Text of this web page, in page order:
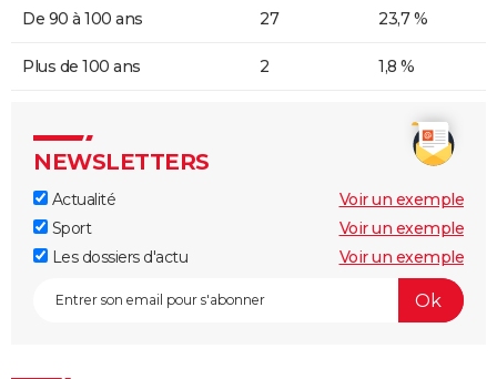
De 90 à 100 ans 27 23,7 %
Plus de 100 ans 2 1,8 %
NEWSLETTERS
Actualité
Voir un exemple
Sport
Voir un exemple
Les dossiers d'actu
Voir un exemple